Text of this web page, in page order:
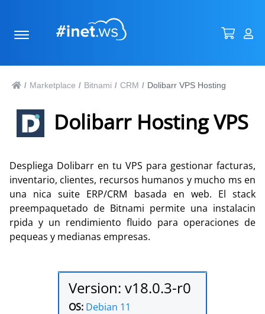
/ Marketplace / Bitnami / CRM / Dolibarr VPS Hosting
Dolibarr Hosting VPS
Despliega Dolibarr en tu VPS para gestionar facturas,
inventario, clientes, recursos humanos y mucho ms en
una nica suite ERP/CRM basada en web. El stack
preempaquetado de Bitnami permite una instalacin
rpida y un rendimiento fluido para operaciones de
pequeas y medianas empresas.
Version: v18.0.3-r0
OS: Debian 11